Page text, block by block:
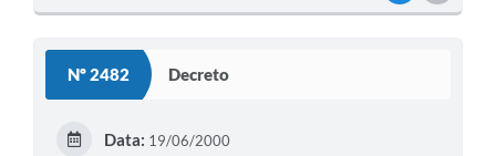
Nº 2482 Decreto
Data: 19/06/2000